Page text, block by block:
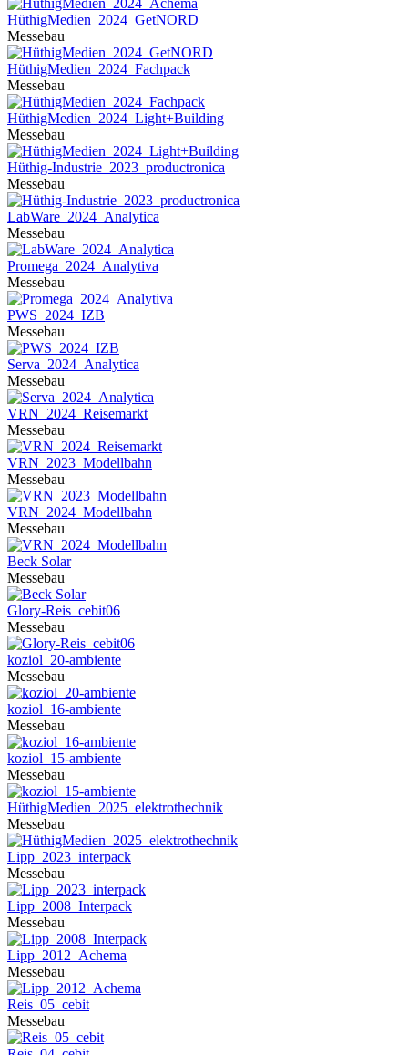
HüthigMedien_2024_GetNORD
Messebau
HüthigMedien_2024_Fachpack
Messebau
HüthigMedien_2024_Light+Building
Messebau
Hüthig-Industrie_2023_productronica
Messebau
LabWare_2024_Analytica
Messebau
Promega_2024_Analytiva
Messebau
PWS_2024_IZB
Messebau
Serva_2024_Analytica
Messebau
VRN_2024_Reisemarkt
Messebau
VRN_2023_Modellbahn
Messebau
VRN_2024_Modellbahn
Messebau
Beck Solar
Messebau
Glory-Reis_cebit06
Messebau
koziol_20-ambiente
Messebau
koziol_16-ambiente
Messebau
koziol_15-ambiente
Messebau
HüthigMedien_2025_elektrothechnik
Messebau
Lipp_2023_interpack
Messebau
Lipp_2008_Interpack
Messebau
Lipp_2012_Achema
Messebau
Reis_05_cebit
Messebau